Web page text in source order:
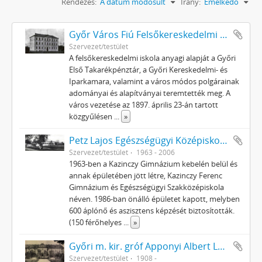
Győr Város Fiú Felsőkereskedelmi Iskolája
Szervezet/testület
A felsőkereskedelmi iskola anyagi alapját a Győri
Első Takarékpénztár, a Győri Kereskedelmi- és
Iparkamara, valamint a város módos polgárainak
adományai és alapítványai teremtették meg. A
város vezetése az 1897. április 23-án tartott
közgyűlésen ... »
Petz Lajos Egészségügyi Középiskola és Kollégium
Szervezet/testület 1963 - 2006
1963-ben a Kazinczy Gimnázium kebelén belül és
annak épületében jött létre, Kazinczy Ferenc
Gimnázium és Egészségügyi Szakközépiskola
néven. 1986-ban önálló épületet kapott, melyben
600 áplónő és aszisztens képzését biztosították.
(150 férőhelyes ... »
Győri m. kir. gróf Apponyi Albert Leánygimnázium
Szervezet/testület 1908 -